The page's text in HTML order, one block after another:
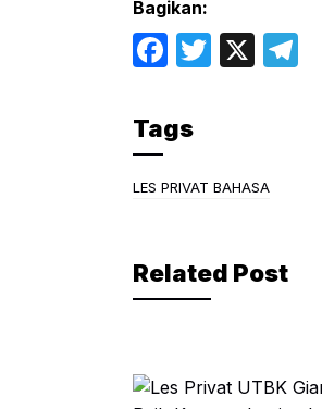
Bagikan:
F
c
e
b
o
k
T
X
Tags
LES PRIVAT BAHASA
Related Post